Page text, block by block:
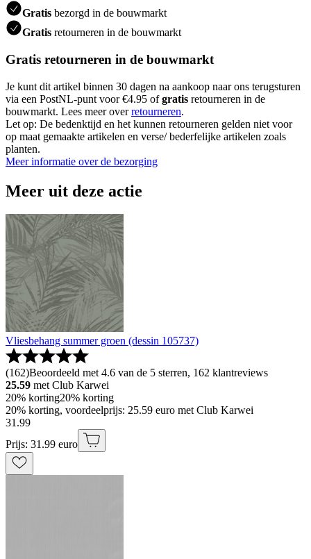
Gratis bezorgd in de bouwmarkt
Gratis retourneren in de bouwmarkt
Gratis retourneren in de bouwmarkt
Je kunt dit artikel binnen 30 dagen na aankoop naar ons terugsturen
via een PostNL-punt voor €4.95 ofgratis retourneren in de
bouwmarkt. Lees meer overretourneren.
Let op: De bedenktijd en het kunnen retourneren gelden niet voor
op maat gemaakte artikelen en verse/ bederfelijke artikelen zoals
planten.
Meer informatie over de bezorging
Meer uit deze actie
Vliesbehang summer groen (dessin 105737)
(162)Beoordeeld met 4.6 van de 5 sterren, 162 klantreviews
25.59 met Club Karwei
20% korting20% korting
20% korting, voordeelprijs: 25.59 euro met Club Karwei
31.99
Prijs: 31.99 euro